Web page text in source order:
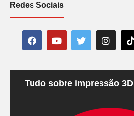
Redes Sociais
Tudo sobre impressão 3D